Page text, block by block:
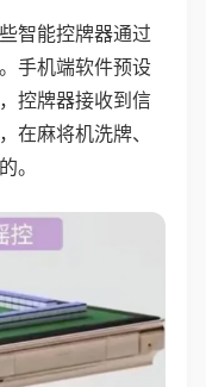
智能控牌器通过
手机端软件预设
控牌器接收到信
在麻将机洗牌、
。